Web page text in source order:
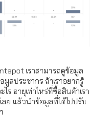
เราสามารถดูข้อมูล
มูลประชากร ถ้าเราอยากรู้
ร อายุเท่าไหร่ที่ซื้อสินค้าเรา
ลย แล้วนำข้อมูลที่ได้ไปปรับ